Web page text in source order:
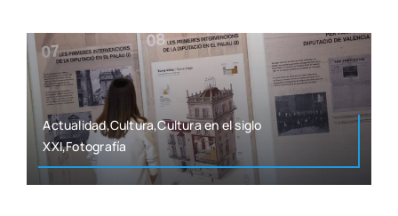
Actualidad,Cultura,Cultura en el siglo
XXI,Fotografía